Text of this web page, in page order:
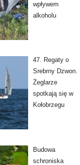
wpływem
alkoholu
47. Regaty o
Srebrny Dzwon.
Żeglarze
spotkają się w
Kołobrzegu
Budowa
schroniska